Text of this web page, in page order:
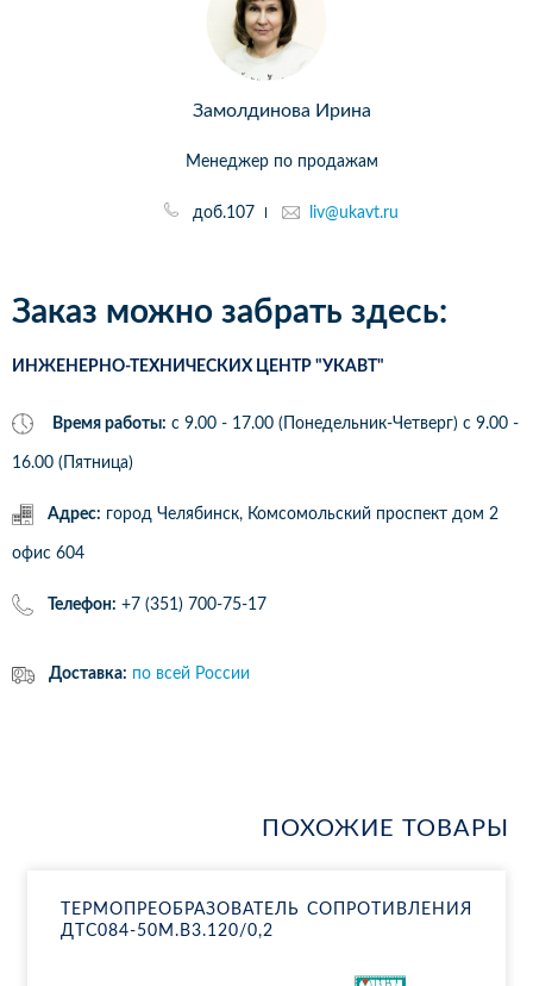
Замолдинова Ирина
Менеджер по продажам
доб.107 liv@ukavt.ru
Заказ можно забрать здесь:
ИНЖЕНЕРНО-ТЕХНИЧЕСКИХ ЦЕНТР "УКАВТ"
Время работы: с 9.00 - 17.00 (Понедельник-Четверг) c 9.00 -
16.00 (Пятница)
Адрес: город Челябинск, Комсомольский проспект дом 2
офис 604
Телефон: +7 (351) 700-75-17
Доставка: по всей России
ПОХОЖИЕ ТОВАРЫ
ТЕР­МО­ПРЕ­ОБ­РА­ЗО­ВА­ТЕЛЬ СО­ПРО­ТИВ­ЛЕ­НИЯ
ДТ­С084-50М.В3.120/0,2